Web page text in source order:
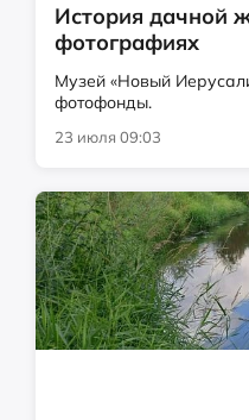
История дачной
фотографиях
Музей «Новый
фотофонды.
23 июля 09:03